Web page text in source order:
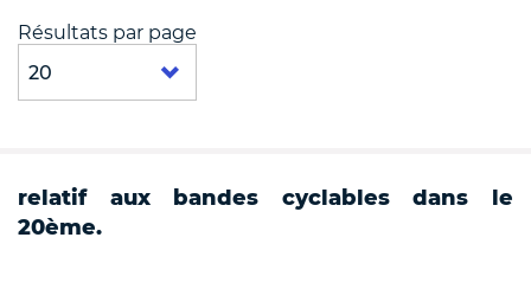
Résultats par page
relatif aux bandes cyclables dans le
20ème.